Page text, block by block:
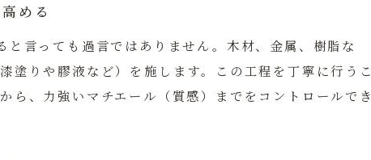
める
言っても過言ではありません。木材、金属、樹脂な
塗りや膠液など）を施します。この工程を丁寧に行うこ
ら、力強いマチエール（質感）までをコントロールでき